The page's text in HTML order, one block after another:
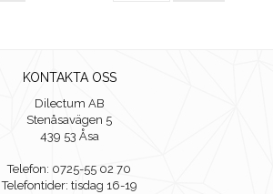
KONTAKTA OSS
Dilectum AB
Stenåsavägen 5
439 53 Åsa
Telefon: 0725-55 02 70
Telefontider: tisdag 16-19